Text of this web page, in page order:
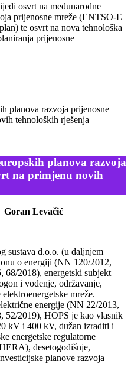
osvrt na međunarodne
prijenosne mreže (ENTSO-E
te osvrt na nova tehnološka
prijenosne
planova razvoja prijenosne
tehnoloških rješenja
planova razvoja
na primjenu novih
Levačić
sustava d.o.o. (u daljnjem
o energiji (NN 120/2012,
68/2018), energetski subjekt
i vođenje, održavanje,
mreže.
energije (NN 22/2013,
52/2019), HOPS je kao vlasnik
kV i 400 kV, dužan izraditi i
energetske regulatorne
desetogodišnje,
planove razvoja